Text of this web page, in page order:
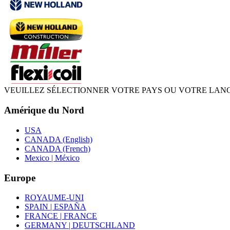
VEUILLEZ SÉLECTIONNER VOTRE PAYS OU VOTRE
Amérique du Nord
USA
CANADA (English)
CANADA (French)
Mexico | México
Europe
ROYAUME-UNI
SPAIN | ESPAÑA
FRANCE | FRANCE
GERMANY | DEUTSCHLAND